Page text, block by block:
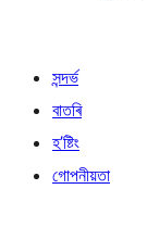
সন্দৰ্ভ
বাতৰি
হ’ষ্টিং
গোপনীয়তা